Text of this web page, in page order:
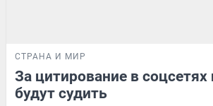
СТРАНА И МИР
За цитирование в
будут судить